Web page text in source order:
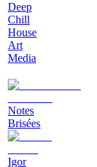
Deep
Chill
House
Art
Media
Notes
Brisées
Igor